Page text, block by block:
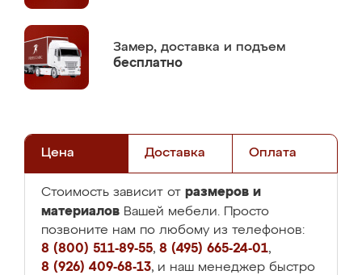
Замер, доставка и подъем
бесплатно
Цена Доставка Оплата
Стоимость зависит от размеров и
материалов Вашей мебели. Просто
позвоните нам по любому из телефонов:
8 (800) 511-89-55, 8 (495) 665-24-01,
8 (926) 409-68-13, и наш менеджер быстро